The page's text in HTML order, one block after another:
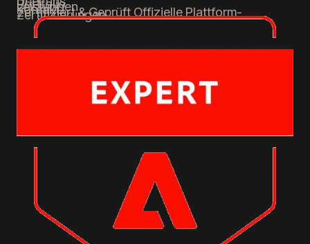
Portfolio
Leistungen
Kontakt
Zertifiziert & Geprüft Offizielle Plattform-
Zertifizierungen